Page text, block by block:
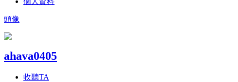
頭像
ahava0405
收聽TA